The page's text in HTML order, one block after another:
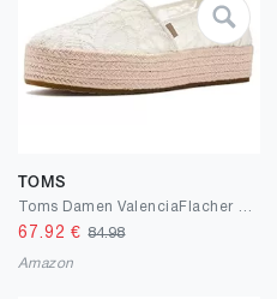
TOMS
67.92 €84.98
Amazon